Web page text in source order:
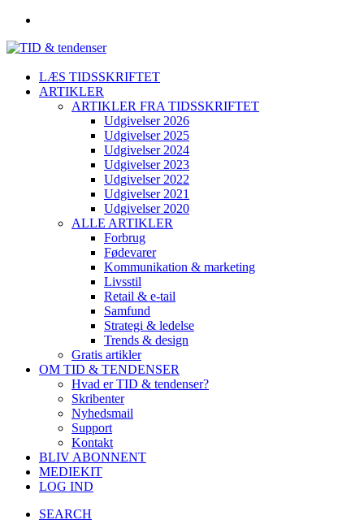
LÆS TIDSSKRIFTET
ARTIKLER
ARTIKLER FRA TIDSSKRIFTET
Udgivelser 2026
Udgivelser 2025
Udgivelser 2024
Udgivelser 2023
Udgivelser 2022
Udgivelser 2021
Udgivelser 2020
ALLE ARTIKLER
Forbrug
Fødevarer
Kommunikation & marketing
Livsstil
Retail & e-tail
Samfund
Strategi & ledelse
Trends & design
Gratis artikler
OM TID & TENDENSER
Hvad er TID & tendenser?
Skribenter
Nyhedsmail
Support
Kontakt
BLIV ABONNENT
MEDIEKIT
LOG IND
SEARCH